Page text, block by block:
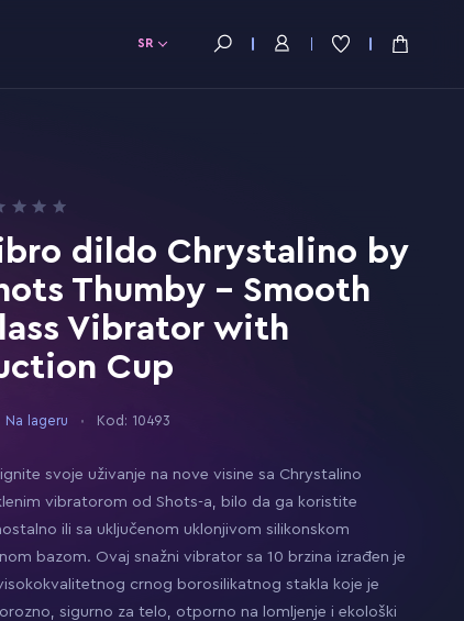
SR
dildo Chrystalino by
Thumby - Smooth
Vibrator with
Cup
Na lageru Kod: 10493
svoje uživanje na nove visine sa Chrystalino
vibratorom od Shots-a, bilo da ga koristite
ili sa uključenom uklonjivom silikonskom
bazom. Ovaj snažni vibrator sa 10 brzina izrađen je
crnog borosilikatnog stakla koje je
sigurno za telo, otporno na lomljenje i ekološki